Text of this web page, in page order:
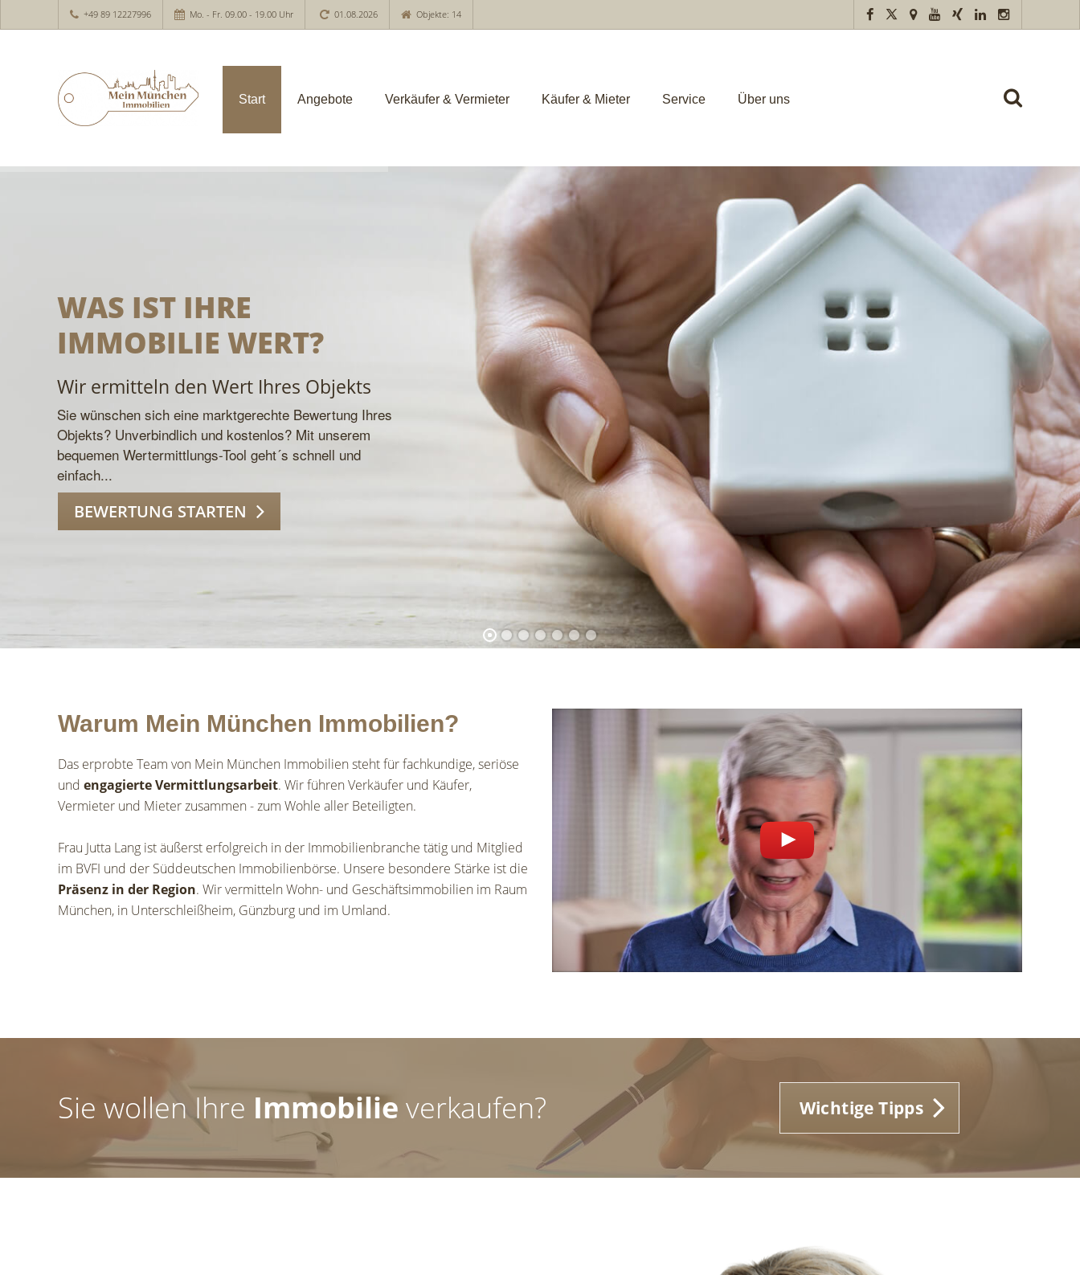
+49 89 12227996 Mo. - Fr. 09.00 - 19.00 Uhr 01.08.2026 Objekte: 14
Start Angebote Verkäufer & Vermieter Käufer & Mieter Service Über uns
WAS IST IHRE
IMMOBILIE WERT?
Wir ermitteln den Wert Ihres Objekts
Sie wünschen sich eine marktgerechte Bewertung Ihres
Objekts? Unverbindlich und kostenlos? Mit unserem
bequemen Wertermittlungs-Tool geht´s schnell und
einfach...
BEWERTUNG STARTEN
Warum Mein München Immobilien?
Das erprobte Team von Mein München Immobilien steht für fachkundige, seriöse
und engagierte Vermittlungsarbeit. Wir führen Verkäufer und Käufer,
Vermieter und Mieter zusammen - zum Wohle aller Beteiligten.
Frau Jutta Lang ist äußerst erfolgreich in der Immobilienbranche tätig und Mitglied
im BVFI und der Süddeutschen Immobilienbörse. Unsere besondere Stärke ist die
Präsenz in der Region. Wir vermitteln Wohn- und Geschäftsimmobilien im Raum
München, in Unterschleißheim, Günzburg und im Umland.
Sie wollen Ihre Immobilie verkaufen? Wichtige Tipps